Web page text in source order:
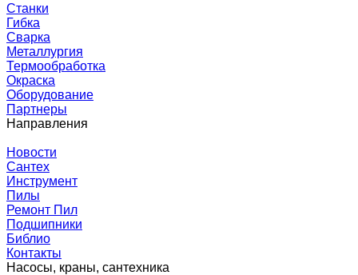
Станки
Гибка
Сварка
Металлургия
Термообработка
Окраска
Оборудование
Партнеры
Направления
Новости
Сантех
Инструмент
Пилы
Ремонт Пил
Подшипники
Библио
Контакты
Насосы, краны, сантехника